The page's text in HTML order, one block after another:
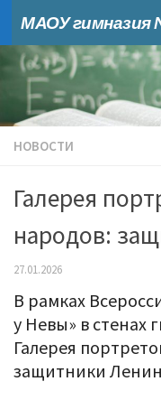
Skip to content
НОВОСТИ
Галерея
народов:
27.01.2026
В рамках
у Невы» в стенах
Галерея
защитники